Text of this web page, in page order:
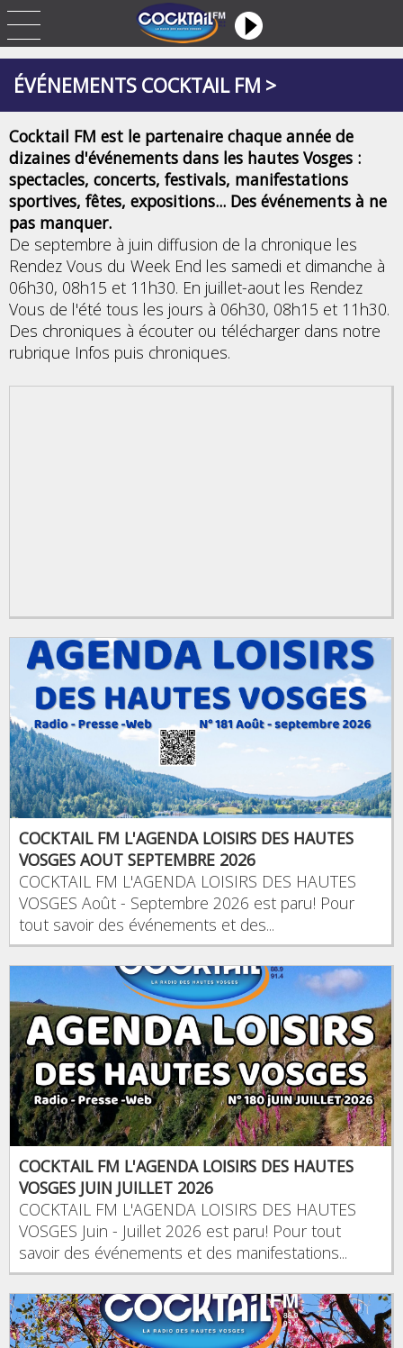
ÉVÉNEMENTS COCKTAIL FM >
Cocktail FM est le partenaire chaque année de
dizaines d'événements dans les hautes Vosges :
spectacles, concerts, festivals, manifestations
sportives, fêtes, expositions... Des événements à ne
pas manquer.
De septembre à juin diffusion de la chronique les
Rendez Vous du Week End les samedi et dimanche à
06h30, 08h15 et 11h30. En juillet-aout les Rendez
Vous de l'été tous les jours à 06h30, 08h15 et 11h30.
Des chroniques à écouter ou télécharger dans notre
rubrique Infos puis chroniques.
COCKTAIL FM L'AGENDA LOISIRS DES HAUTES
VOSGES AOUT SEPTEMBRE 2026
COCKTAIL FM L'AGENDA LOISIRS DES HAUTES
VOSGES Août - Septembre 2026 est paru! Pour
tout savoir des événements et des...
COCKTAIL FM L'AGENDA LOISIRS DES HAUTES
VOSGES JUIN JUILLET 2026
COCKTAIL FM L'AGENDA LOISIRS DES HAUTES
VOSGES Juin - Juillet 2026 est paru! Pour tout
savoir des événements et des manifestations...